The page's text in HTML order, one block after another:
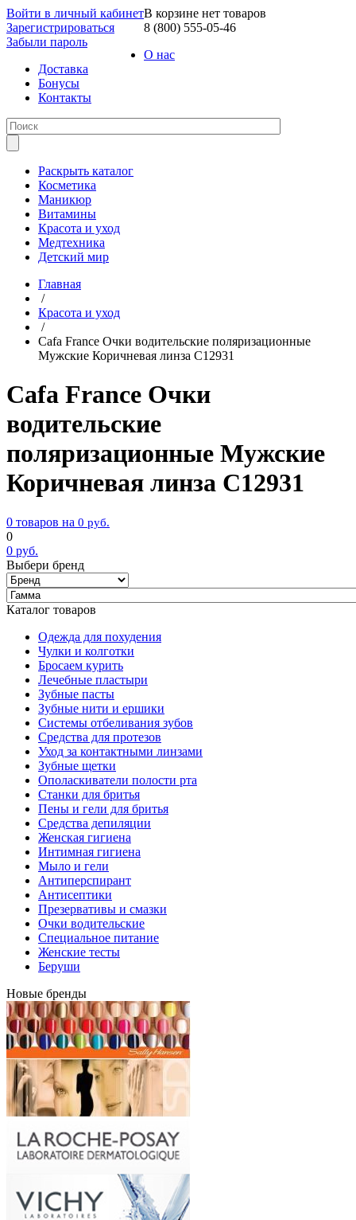
Войти в личный кабинет
Зарегистрироваться
Забыли пароль
В корзине нет товаров
8 (800) 555-05-46
О нас
Доставка
Бонусы
Контакты
Раскрыть каталог
Косметика
Маникюр
Витамины
Красота и уход
Медтехника
Детский мир
Главная
/
Красота и уход
/
Cafa France Очки водительские поляризационные
Мужские Коричневая линза С12931
Cafa France Очки
водительские
поляризационные Мужские
Коричневая линза С12931
0 товаров на 0 руб.
0
0 руб.
Выбери бренд
Каталог товаров
Одежда для похудения
Чулки и колготки
Бросаем курить
Лечебные пластыри
Зубные пасты
Зубные нити и ершики
Системы отбеливания зубов
Средства для протезов
Уход за контактными линзами
Зубные щетки
Ополаскиватели полости рта
Станки для бритья
Пены и гели для бритья
Средства депиляции
Женская гигиена
Интимная гигиена
Мыло и гели
Антиперспирант
Антисептики
Презервативы и смазки
Очки водительские
Специальное питание
Женские тесты
Беруши
Новые бренды